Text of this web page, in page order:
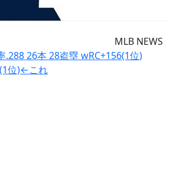
MLB NEWS
.288 26本 28盗塁 wRC+156(1位)
位)←これ